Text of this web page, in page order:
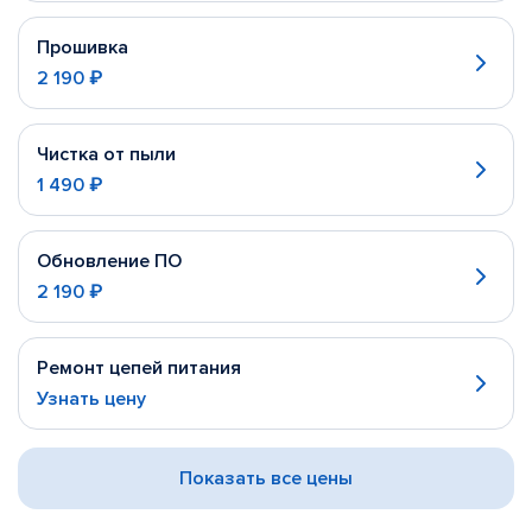
Прошивка
2 190 ₽
Чистка от пыли
1 490 ₽
Обновление ПО
2 190 ₽
Ремонт цепей питания
Узнать цену
Показать все цены